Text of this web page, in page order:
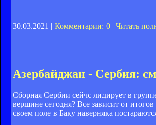
30.03.2021 | Комментарии: 0 | Читать
Азербайджан - Сербия:
Сборная Сербии сейчс лидирует в
вершине сегодня? Все зависит от
своем поле в Баку наверняка